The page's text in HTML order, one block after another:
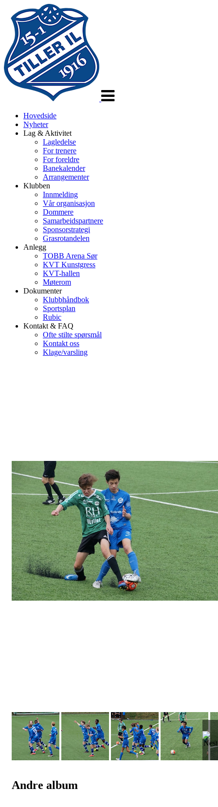
Hovedside
Nyheter
Lag & Aktivitet
Lagledelse
For trenere
For foreldre
Banekalender
Arrangementer
Klubben
Innmelding
Vår organisasjon
Dommere
Samarbeidspartnere
Sponsorstrategi
Grasrotandelen
Anlegg
TOBB Arena Sør
KVT Kunstgress
KVT-hallen
Møterom
Dokumenter
Klubbhåndbok
Sportsplan
Rubic
Kontakt & FAQ
Ofte stilte spørsmål
Kontakt oss
Klage/varsling
Andre album